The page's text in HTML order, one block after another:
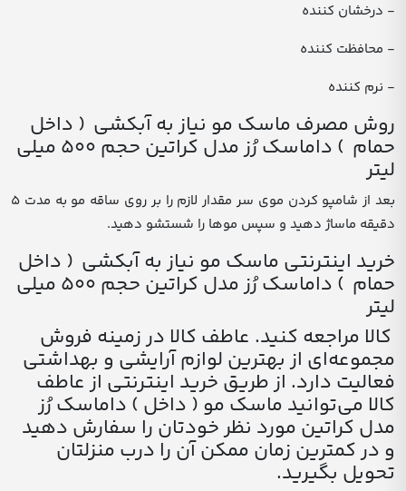
- درخشان کننده
- محافظت کننده
- نرم کننده
روش مصرف ماسک مو نیاز به آبکشی ( داخل
حمام ) داماسک رُز مدل کراتین حجم 500 میلی
لیتر
بعد از شامپو کردن موی سر مقدار لازم را بر روی ساقه مو به مدت ۵
دقیقه ماساژ دهید و سپس موها را شستشو دهید.
خرید اینترنتی ماسک مو نیاز به آبکشی ( داخل
حمام ) داماسک رُز مدل کراتین حجم 500 میلی
لیتر
کالا مراجعه کنید. عاطف کالا در زمینه فروش
مجموعه‌ای از بهترین لوازم آرایشی و بهداشتی
فعالیت دارد. از طریق خرید اینترنتی از عاطف
کالا می‌توانید ماسک مو ( داخل ) داماسک رُز
مدل کراتین مورد نظر خودتان را سفارش دهید
و در کمترین زمان ممکن آن را درب منزلتان
تحویل بگیرید.